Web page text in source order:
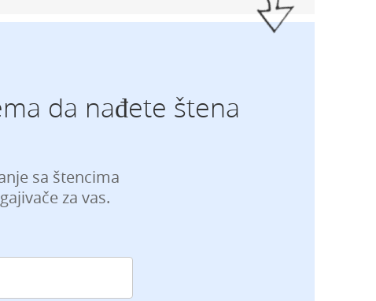
da nađete štena
sa štencima
za vas.